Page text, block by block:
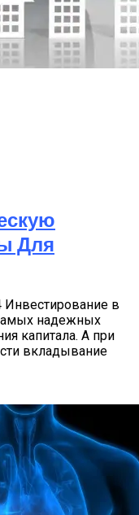
Для
в
надежных
капитала. А при
вкладывание